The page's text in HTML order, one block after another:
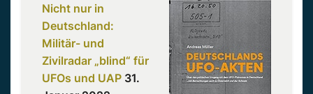
Nicht nur in
Deutschland:
Militär- und
Zivilradar „blind“ für
UFOs und UAP 31.